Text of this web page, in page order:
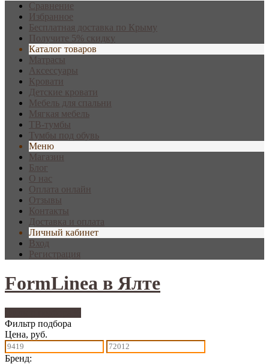
Сравнение
Избранное
Бесплатная доставка по Крыму
Получите 5% скидку
Каталог товаров
Матрасы
Аксессуары
Кровати
Детские кровати
Мебель для спальни
Мягкая мебель
ТВ-тумбы
Тумбы под обувь
Меню
Магазин
Блог
О нас
Оплата онлайн
Отзывы
Контакты
Доставка и оплата
Личный кабинет
Вход
Регистрация
FormLinea в Ялте
Фильтр подбора
Цена, руб.
Бренд: